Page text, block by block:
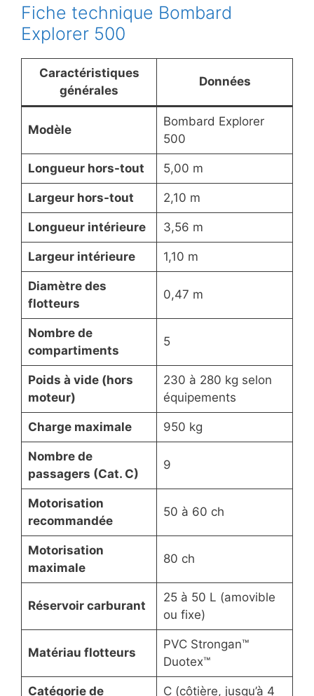
Fiche technique Bombard
Explorer 500
Caractéristiques
générales
Données
Modèle
Bombard Explorer
500
Longueur hors-tout 5,00 m
Largeur hors-tout 2,10 m
Longueur intérieure 3,56 m
Largeur intérieure 1,10 m
Diamètre des
flotteurs
0,47 m
Nombre de
compartiments
5
Poids à vide (hors
moteur)
230 à 280 kg selon
équipements
Charge maximale 950 kg
Nombre de
passagers (Cat. C)
9
Motorisation
recommandée
50 à 60 ch
Motorisation
maximale
80 ch
Réservoir carburant
25 à 50 L (amovible
ou fixe)
Matériau flotteurs
PVC Strongan™
Duotex™
Catégorie de C (côtière, jusqu’à 4